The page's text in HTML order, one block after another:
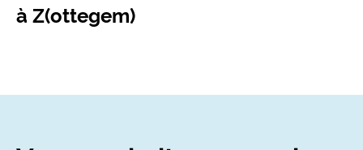
à Z(ottegem)